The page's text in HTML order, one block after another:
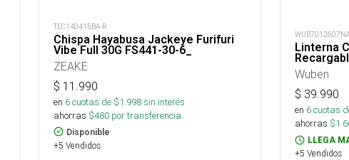
TEC140415BA-R
Chispa Hayabusa Jackeye Furifuri
Vibe Full 30G FS441-30-6_
ZEAKE
$ 11.990
en 6cuotas de $1.998sin interés
ahorras $480 por transferencia.
Disponible
+5 Vendidos
Linterna
Wuben
$ 39.990
en 6cuotas
ahorras $
LLEGA
+5 Vendidos